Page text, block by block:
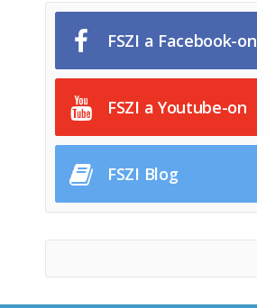
FSZI a Facebook-on
FSZI a Youtube-on
FSZI Blog